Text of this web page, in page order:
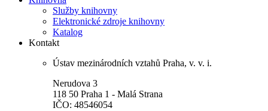
Služby knihovny
Elektronické zdroje knihovny
Katalog
Kontakt
Ústav mezinárodních vztahů Praha, v. v. i.
Nerudova 3
118 50 Praha 1 - Malá Strana
IČO: 48546054